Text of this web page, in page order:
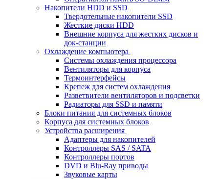
Накопители HDD и SSD
Твердотельные накопители SSD
Жесткие диски HDD
Внешние корпуса для жестких дисков и
док-станции
Охлаждение компьютера
Системы охлаждения процессора
Вентиляторы для корпуса
Термоинтерфейсы
Крепеж для систем охлаждения
Разветвители вентиляторов и подсветки
Радиаторы для SSD и памяти
Блоки питания для системных блоков
Корпуса для системных блоков
Устройства расширения
Адаптеры для накопителей
Контроллеры SAS / SATA
Контроллеры портов
DVD и Blu-Ray приводы
Звуковые карты